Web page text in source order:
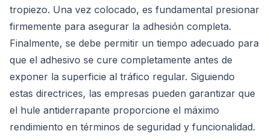
tropiezo. Una vez colocado, es fundamental presionar
firmemente para asegurar la adhesión completa.
Finalmente, se debe permitir un tiempo adecuado para
que el adhesivo se cure completamente antes de
exponer la superficie al tráfico regular. Siguiendo
estas directrices, las empresas pueden garantizar que
el hule antiderrapante proporcione el máximo
rendimiento en términos de seguridad y funcionalidad.